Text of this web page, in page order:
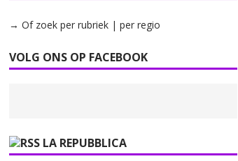
→ Of zoek per rubriek | per regio
VOLG ONS OP FACEBOOK
LA REPUBBLICA